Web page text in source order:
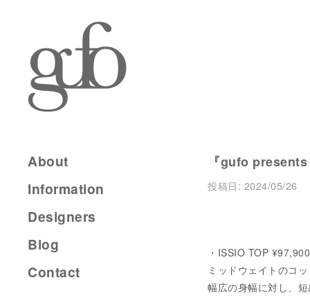
『gufo
投稿日: 2024/05/26
・ISSIO TOP
ミッドウェイトのコ
幅広の身幅に対し、
About
Information
Designers
Blog
Contact